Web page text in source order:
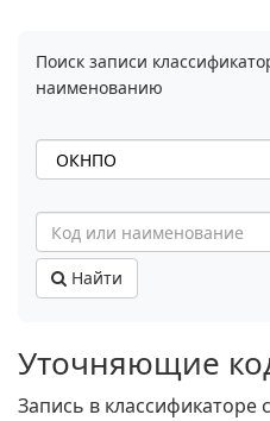
Поиск записи
наименованию
Найти
Уточняющие
Запись в классификаторе